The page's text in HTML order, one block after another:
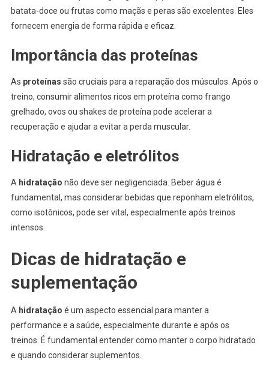
batata-doce ou frutas como maçãs e peras são excelentes. Eles
fornecem energia de forma rápida e eficaz.
Importância das proteínas
As proteínas são cruciais para a reparação dos músculos. Após o
treino, consumir alimentos ricos em proteína como frango
grelhado, ovos ou shakes de proteína pode acelerar a
recuperação e ajudar a evitar a perda muscular.
Hidratação e eletrólitos
A hidratação não deve ser negligenciada. Beber água é
fundamental, mas considerar bebidas que reponham eletrólitos,
como isotônicos, pode ser vital, especialmente após treinos
intensos.
Dicas de hidratação e
suplementação
A hidratação é um aspecto essencial para manter a
performance e a saúde, especialmente durante e após os
treinos. É fundamental entender como manter o corpo hidratado
e quando considerar suplementos.